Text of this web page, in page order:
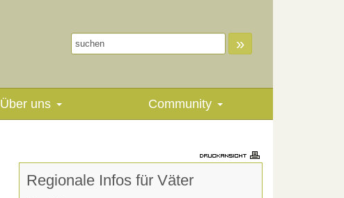
»
Über uns Community
Regionale Infos für Väter